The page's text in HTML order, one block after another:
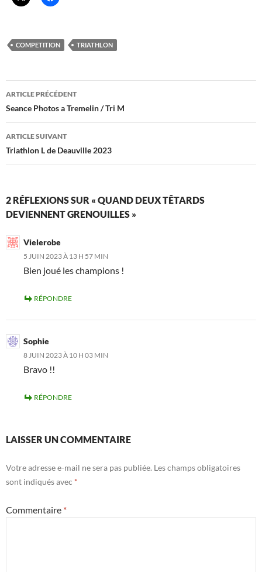
COMPETITION TRIATHLON
Navigation
des
articles
ARTICLE PRÉCÉDENT
Seance Photos a Tremelin / Tri M
ARTICLE SUIVANT
Triathlon L de Deauville 2023
2 RÉFLEXIONS SUR « QUAND DEUX TÊTARDS
DEVIENNENT GRENOUILLES »
Vielerobe
5 JUIN 2023 À 13 H 57 MIN
Bien joué les champions !
RÉPONDRE
Sophie
8 JUIN 2023 À 10 H 03 MIN
Bravo !!
RÉPONDRE
LAISSER UN COMMENTAIRE
Votre adresse e-mail ne sera pas publiée. Les champs obligatoires
sont indiqués avec *
Commentaire *